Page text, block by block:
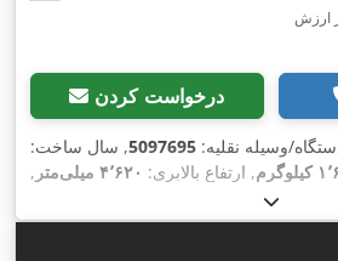
ارزش
درخواست کردن
وسیله نقلیه: 5097695, سال ساخت:
, ارتفاع بالابری: ۴٬۶۲۰ میلی‌متر
,
, مرکز ثقل بار:
تریپلکس, ارتفاع سازه:۲٬۱۲۰ میلی‌متر
,